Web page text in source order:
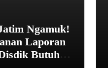
Ngamuk!
Laporan
Butuh